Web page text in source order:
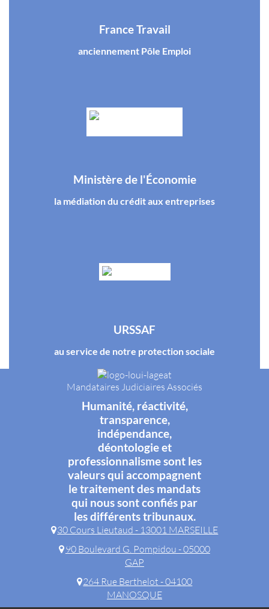
France Travail
anciennement Pôle Emploi
Ministère de l'Économie
la médiation du crédit aux entreprises
URSSAF
au service de notre protection sociale
Mandataires Judiciaires Associés
Humanité, réactivité,
transparence,
indépendance,
déontologie et
professionnalisme sont les
valeurs qui accompagnent
le traitement des mandats
qui nous sont confiés par
les différents tribunaux.
30 Cours Lieutaud - 13001 MARSEILLE
90 Boulevard G. Pompidou - 05000
GAP
264 Rue Berthelot - 04100
MANOSQUE